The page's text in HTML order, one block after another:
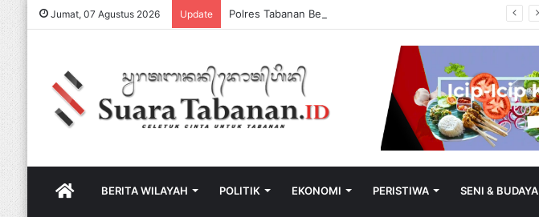
Jumat, 07 Agustus 2026 Update
HOMEBERITA WILAYAH POLITIK EKONOMI PERISTIWA SENI & BUDAYA